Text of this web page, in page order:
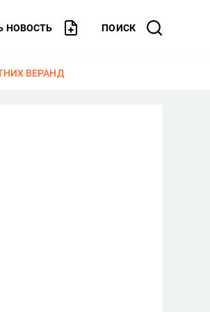
НОВОСТЬ ПОИСК
ВЕРАНД